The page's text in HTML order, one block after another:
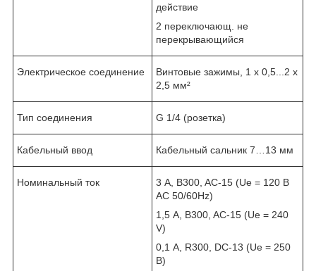
действие
2 переключающ. не
перекрывающийся
Электрическое соединение
Винтовые зажимы, 1 x 0,5...2 x
2,5 мм²
Тип соединения G 1/4 (розетка)
Кабельный ввод Кабельный сальник 7…13 мм
Номинальный ток
3 А, B300, AC-15 (Ue = 120 В
AC 50/60Hz)
1,5 А, B300, AC-15 (Ue = 240
V)
0,1 А, R300, DC-13 (Ue = 250
В)